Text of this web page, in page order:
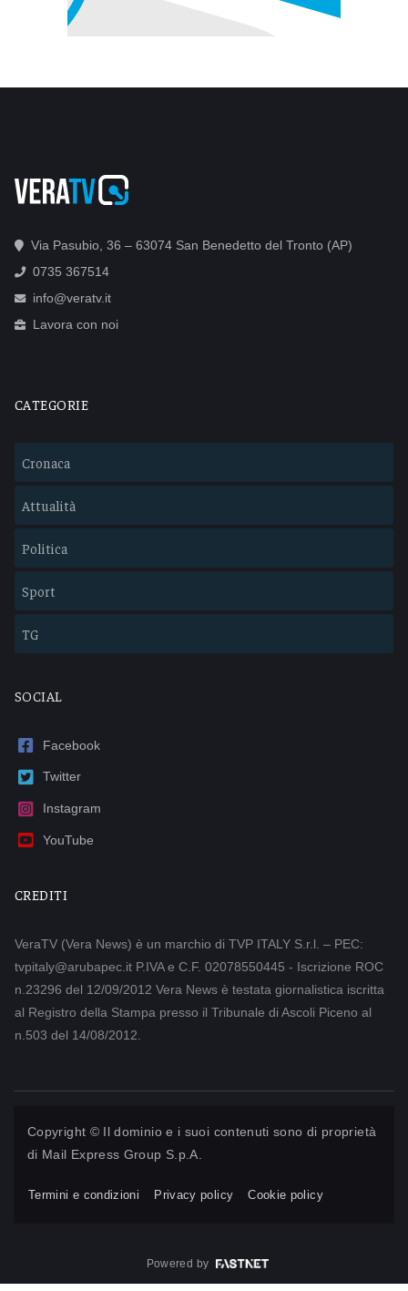
Via Pasubio, 36 – 63074 San Benedetto del Tronto (AP)
0735 367514
info@veratv.it
Lavora con noi
CATEGORIE
Cronaca
Attualità
Politica
Sport
TG
SOCIAL
Facebook
Twitter
Instagram
YouTube
CREDITI
VeraTV (Vera News) è un marchio di TVP ITALY S.r.l. – PEC:
tvpitaly@arubapec.it P.IVA e C.F. 02078550445 - Iscrizione ROC
n.23296 del 12/09/2012 Vera News è testata giornalistica iscritta
al Registro della Stampa presso il Tribunale di Ascoli Piceno al
n.503 del 14/08/2012.
Copyright © Il dominio e i suoi contenuti sono di proprietà
di Mail Express Group S.p.A.
Termini e condizioni Privacy policy Cookie policy
Powered by